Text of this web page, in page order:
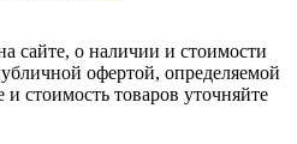
сайте, о наличии и стоимости
офертой, определяемой
стоимость товаров уточняйте